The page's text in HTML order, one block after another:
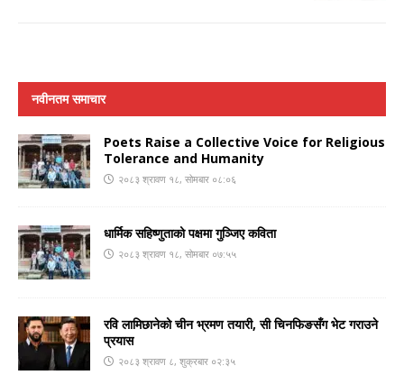
नवीनतम समाचार
Poets Raise a Collective Voice for Religious
Tolerance and Humanity
२०८३ श्रावण १८, सोमबार ०८:०६
धार्मिक सहिष्णुताको पक्षमा गुञ्जिए कविता
२०८३ श्रावण १८, सोमबार ०७:५५
रवि लामिछानेको चीन भ्रमण तयारी, सी चिनफिङसँग भेट गराउने
प्रयास
२०८३ श्रावण ८, शुक्रबार ०२:३५